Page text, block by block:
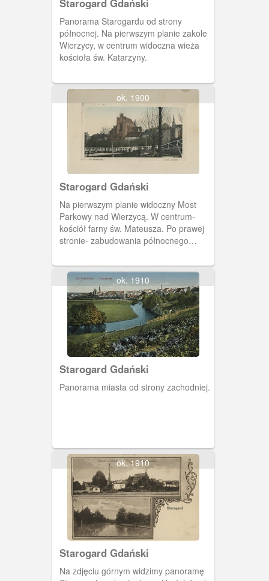
Panorama Starogardu od strony
północnej. Na pierwszym planie zakole
Wierzycy, w centrum widoczna wieża
kościoła św. Katarzyny.
ok. 1900
Starogard Gdański
Na pierwszym planie widoczny Most
Parkowy nad Wierzycą. W centrum-
kościół farny św. Mateusza. Po prawej
stronie- zabudowania północnego
ok. 1910
Starogard Gdański
Panorama miasta od strony zachodniej.
ok. 1910
Starogard Gdański
Na zdjęciu górnym widzimy panoramę